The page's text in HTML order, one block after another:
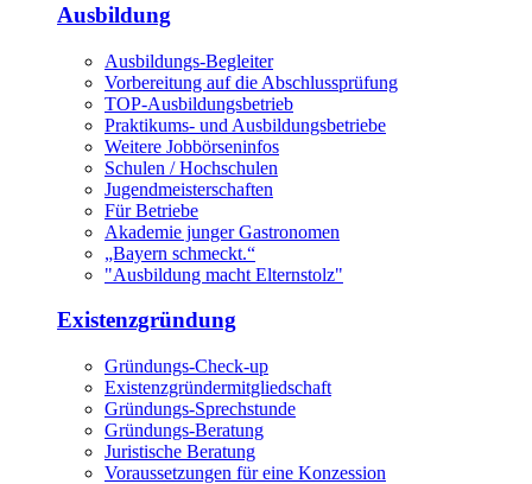
Ausbildung
Ausbildungs-Begleiter
Vorbereitung auf die Abschlussprüfung
TOP-Ausbildungsbetrieb
Praktikums- und Ausbildungsbetriebe
Weitere Jobbörseninfos
Schulen / Hochschulen
Jugendmeisterschaften
Für Betriebe
Akademie junger Gastronomen
„Bayern schmeckt.“
"Ausbildung macht Elternstolz"
Existenzgründung
Gründungs-Check-up
Existenzgründermitgliedschaft
Gründungs-Sprechstunde
Gründungs-Beratung
Juristische Beratung
Voraussetzungen für eine Konzession